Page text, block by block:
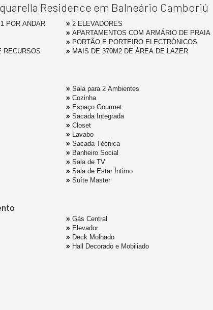
Residence em Balneário Camboriú
POR ANDAR
RECURSOS
2 ELEVADORES
APARTAMENTOS COM ARMÁRIO DE PRAIA
PORTÃO E PORTEIRO ELECTRÓNICOS
MAIS DE 370M2 DE ÁREA DE LAZER
Sala para 2 Ambientes
Cozinha
Espaço Gourmet
Sacada Integrada
Closet
Lavabo
Sacada Técnica
Banheiro Social
Sala de TV
Sala de Estar Íntimo
Suíte Master
Gás Central
Elevador
Deck Molhado
Hall Decorado e Mobiliado